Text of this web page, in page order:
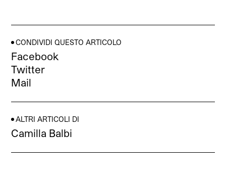
CONDIVIDI QUESTO ARTICOLO
Facebook
Twitter
Mail
ALTRI ARTICOLI DI
Camilla Balbi